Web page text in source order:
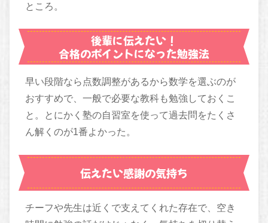
ところ。
後輩に伝えたい！
合格のポイントになった勉強法
早い段階なら点数調整があるから数学を選ぶのが
おすすめで、一般で必要な教科も勉強しておくこ
と。とにかく塾の自習室を使って過去問をたくさ
ん解くのが1番よかった。
伝えたい感謝の気持ち
チーフや先生は近くで支えてくれた存在で、空き